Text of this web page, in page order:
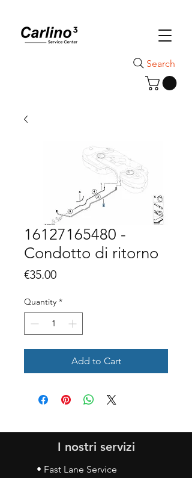
Search
16127165480 -
Condotto di ritorno
€35.00Price
Quantity *
Add to Cart
I nostri servizi
• Fast Lane Service